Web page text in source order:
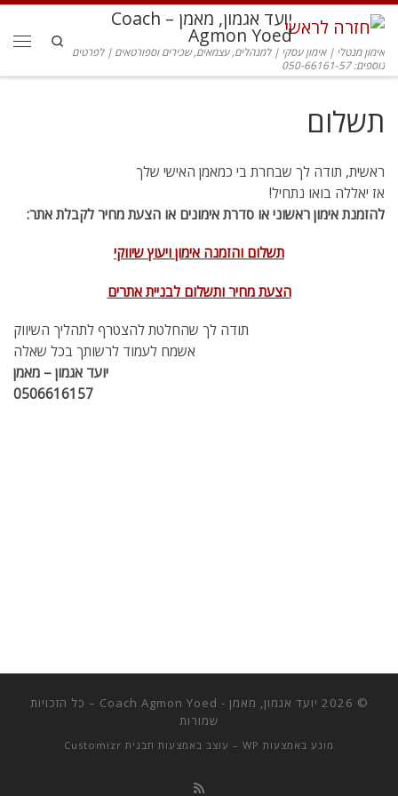
יועד אגמון, מאמן – Coach
Agmon Yoed
אימון מנטלי | אימון עסקי | למנהלים, עצמאים, שכירים וספורטאים | לפרטים
נוספים: 050-66161-57
Search
תשלום
ראשית, תודה לך שבחרת בי כמאמן האישי שלך
אז יאללה בואו נתחיל!
להזמנת אימון ראשוני או סדרת אימונים או הצעת מחיר לקבלת אתר:
תשלום והזמנה אימון ויעוץ שיווקי
הצעת מחיר ותשלום לבניית אתרים
תודה לך שהחלטת להצטרף לתהליך השיווק
אשמח לעמוד לרשותך בכל שאלה
יועד אגמון – מאמן
0506616157
© 2026 יועד אגמון, מאמן - Coach Agmon Yoed
– כל הזכויות
שמורות
מונע באמצעות WP – עוצב באמצעות תבנית Customizr